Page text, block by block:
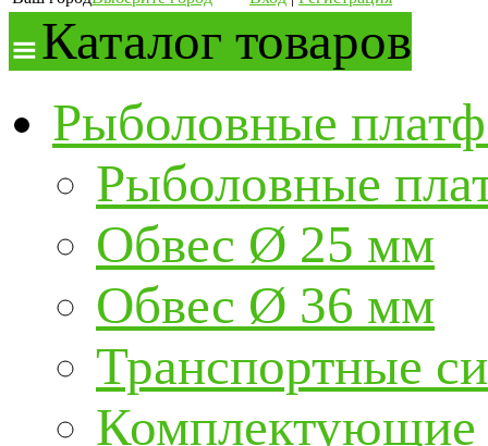
Каталог товаров
Рыболовные
Рыболовные
Обвес Ø 25 мм
Обвес Ø 36 мм
Транспортные
Комплектующие